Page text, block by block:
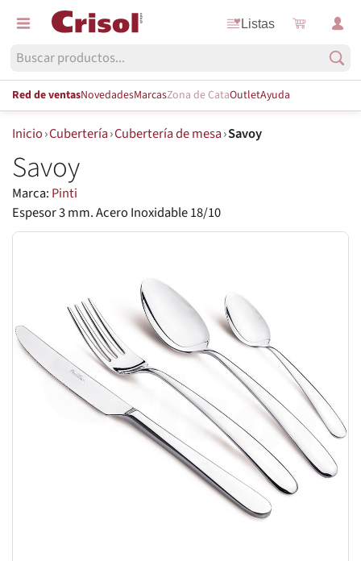
Listas
Red de ventasNovedadesMarcasZona de CataOutletAyuda
Inicio›Cubertería›Cubertería de mesa›Savoy
Savoy
Marca: Pinti
Espesor 3 mm. Acero Inoxidable 18/10